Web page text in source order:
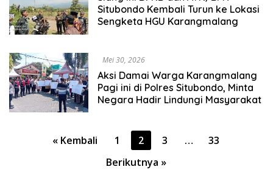
Situbondo Kembali Turun ke Lokasi
Sengketa HGU Karangmalang
Mei 30, 2026
Aksi Damai Warga Karangmalang
Pagi ini di Polres Situbondo, Minta
Negara Hadir Lindungi Masyarakat
Paginasi« Kembali 1 2 3 …
33
Berikutnya »